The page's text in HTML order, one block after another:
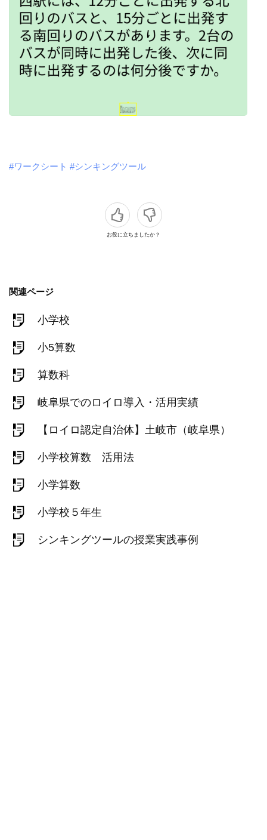
#ワークシート #シンキングツール
お役に立ちましたか？
関連ページ
小学校
小5算数
算数科
岐阜県でのロイロ導入・活用実績
【ロイロ認定自治体】土岐市（岐阜県）
小学校算数 活用法
小学算数
小学校５年生
シンキングツールの授業実践事例